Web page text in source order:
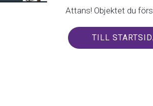
Attans! Objektet du
TILL